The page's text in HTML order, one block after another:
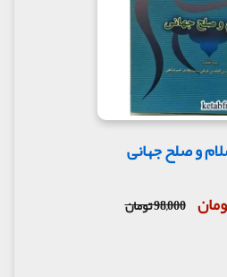
و صلح جهانی
98,000 تومان